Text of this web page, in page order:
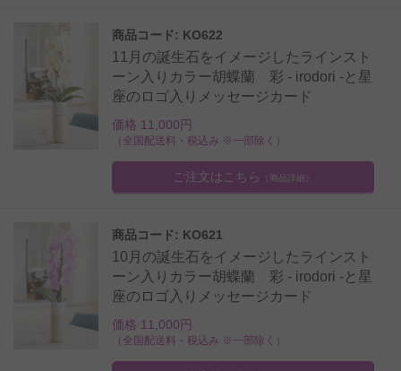
商品コード: KO622
11月の誕生石をイメージしたラインスト
ーン入りカラー胡蝶蘭 彩 - irodori -と星
座のロゴ入りメッセージカード
価格 11,000円
（全国配送料・税込み ※一部除く）
ご注文はこちら （商品詳細）
商品コード: KO621
10月の誕生石をイメージしたラインスト
ーン入りカラー胡蝶蘭 彩 - irodori -と星
座のロゴ入りメッセージカード
価格 11,000円
（全国配送料・税込み ※一部除く）